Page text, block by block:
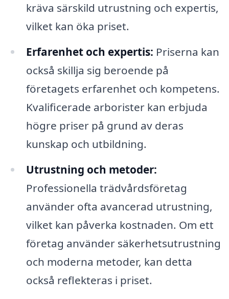
kräva särskild utrustning och expertis,
vilket kan öka priset.
Erfarenhet och expertis: Priserna kan
också skillja sig beroende på
företagets erfarenhet och kompetens.
Kvalificerade arborister kan erbjuda
högre priser på grund av deras
kunskap och utbildning.
Utrustning och metoder:
Professionella trädvårdsföretag
använder ofta avancerad utrustning,
vilket kan påverka kostnaden. Om ett
företag använder säkerhetsutrustning
och moderna metoder, kan detta
också reflekteras i priset.